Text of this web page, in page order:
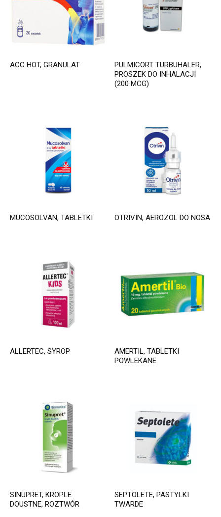
ACC HOT, GRANULAT
PULMICORT TURBUHALER,
PROSZEK DO INHALACJI
(200 MCG)
MUCOSOLVAN, TABLETKI OTRIVIN, AEROZOL DO NOSA
ALLERTEC, SYROP
AMERTIL, TABLETKI
POWLEKANE
SINUPRET, KROPLE
DOUSTNE, ROZTWÓR
SEPTOLETE, PASTYLKI
TWARDE